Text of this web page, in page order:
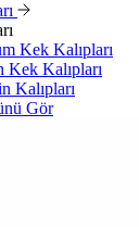
Kek Kalıpları
Kek Kalıpları
Kalıpları
Gör